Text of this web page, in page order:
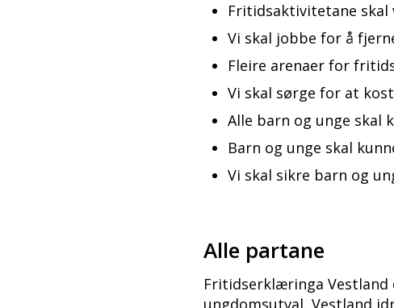
Fritidsaktivitetane skal
Vi skal jobbe for å
Fleire arenaer for
Vi skal sørge for at
Alle barn og unge skal
Barn og unge skal
Vi skal sikre barn og
Alle partane
Fritidserklæringa
ungdomsutval, Vestland